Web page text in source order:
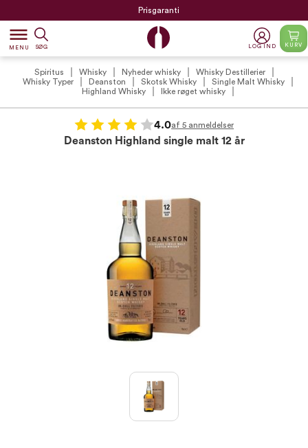
Prisgaranti
dehaze
MENU SØG LOG IND KURV
Spiritus Whisky Nyheder whisky
Whisky Destillerier
Whisky Typer
Deanston Skotsk Whisky
Single Malt Whisky
Highland Whisky
Ikke røget whisky
4.0af 5 anmeldelser
Deanston Highland single malt 12 år